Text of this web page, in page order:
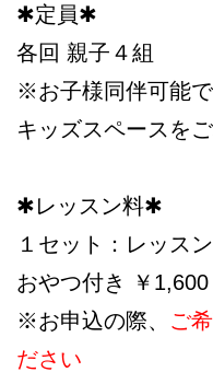
✱定員✱
各回 親子４組
※お子様同伴可能で
キッズスペースを
✱レッスン料✱
１セット：レッス
おやつ付き ￥1,600
※お申込の際、 ご
ださい